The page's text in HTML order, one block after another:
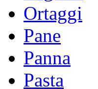
Ortaggi
Pane
Panna
Pasta